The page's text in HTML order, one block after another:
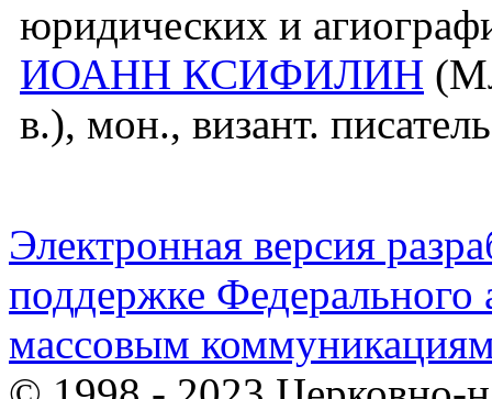
юридических и
ИОАНН КСИФИЛИН
в.), мон., визант. писатель
Электронная версия
поддержке Федерального
массовым